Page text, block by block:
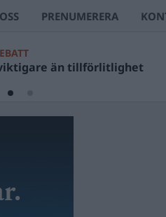
PRENUMERERA
än tillförlitlighet